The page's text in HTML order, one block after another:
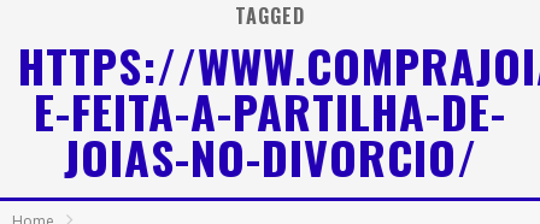
Usecorp consolida a 'economia do uso' no B2B brasileiro, vira S.A. e impulsiona expansão com novo fundo estruturado
Hot Wheels Monster Trucks Live™ confirma Belo Horizonte na turnê América do Sul 2027
TAGGED
HTTPS://
E-FEITA-A-PARTILHA-DE-
JOIAS-NO-DIVORCIO/